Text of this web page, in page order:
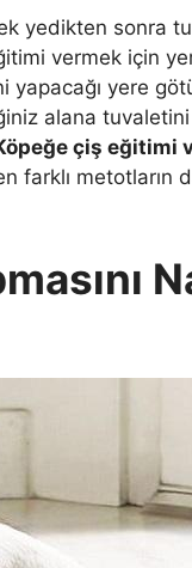
yedikten sonra
vermek için
yapacağı yere
alana tuvaletini
çiş eğitimi
farklı metotların